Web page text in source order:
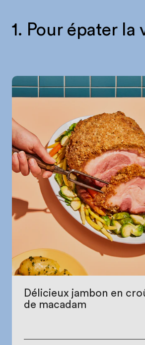
1. Pour épater la
Délicieux jambon en
de macadam